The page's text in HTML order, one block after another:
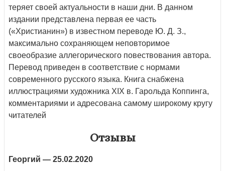
теряет своей актуальности в наши дни. В данном
издании представлена первая ее часть
(«Христианин») в известном переводе Ю. Д. З.,
максимально сохраняющем неповторимое
своеобразие аллегорического повествования автора.
Перевод приведен в соответствие с нормами
современного русского языка. Книга снабжена
иллюстрациями художника XIX в. Гарольда Коппинга,
комментариями и адресована самому широкому кругу
читателей
Отзывы
Георгий — 25.02.2020